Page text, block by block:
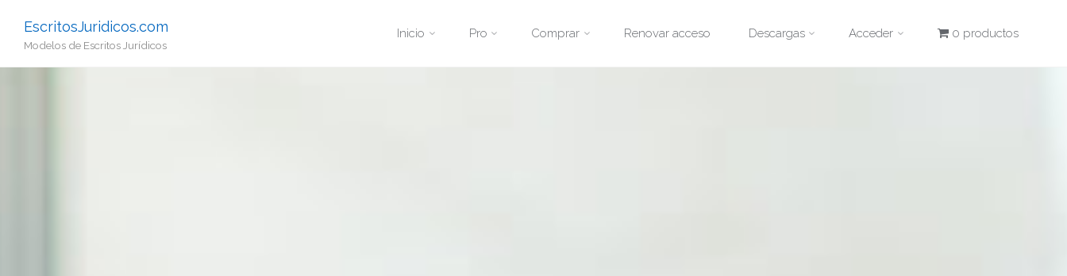
EscritosJuridicos.com
Modelos de Escritos Jurídicos
Inicio Pro Comprar Renovar acceso Descargas Acceder 0 productos